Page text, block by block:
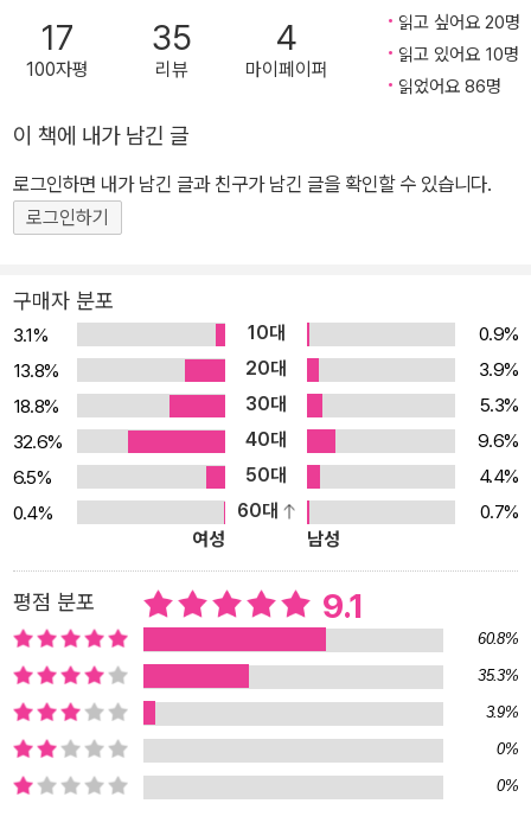
가 위험에 처한 친구를 구하기 위해 여행을 떠나면서 본격적으로 시
작된다. 여행을 시작하기 전부터 정신과 의사인 주인공은 우정과 인
간관계에 대해 고민을 안고 진료실을 찾아온 환자들을 상담하고, 결
더 힘들어지게 되면서 우정에 관한 고민을 새로이 시작한다. 그러던
찰나 자신의 행방불명된 친구를 찾는 동안 매력적인 여행을 하게 되
고, 그립던 오랜 친구들을 만나 그들의 오랜 친구인 에두아르를 구하
미묘한 차이를 깨달아 간다. 독자들은 『꾸뻬 씨의 우정 여행』에 등장
하는 인물들을 통해 자신의 주변 사람들에 대해 변하는 감정을 발견
할 수 있을 것이다. 또한 이 작품은 분석적인 관점으로 우정을 찾는 모
험에 접근하고자 하는 모든 사람들에게 도움이 될 것이다. 디지털 사
회 속 외로운 개인들 그들을 위한 아날로그적인 인간관계에 대한 인
생 가이드 를로르는 이 작품 속에서 22가지의 “관찰”이라는 우정에
대한 자신의 명확한 고찰과 함께 아리스토텔레스와 토마스 아퀴나스
에 대한 정리(正理)를 덧붙였다. 그들은 인간의 쾌락을 추구하고자
하는 본질과 고결한 성품 사이를 구별하는 오랜 선각자인 반면, 박애
와 친절의 성인으로서 우정의 핵심적 특징을 관찰했다. 그들의 정리
를 통해 를로르는 독자들에게 호의적인 충고를 전할 뿐만 아니라, 생
생한 에피소드 속에 주인공 꾸뻬 씨를 내세워 통찰을 더 확장시킨다.
철학이나 심리학적으로 접근할 경우 다소 무거워질 수도 있을 만한
이러한 내용들은 꾸뻬 씨가 아시아의 여러 나라를 여행하며 위험천만
하면서도 흥미진진한 모험을 하면서 겪는 에피소드들 속에 자연스럽
게 녹아 재미있고 쉽게 감정이입을 하여 독자 스스로 깨달음을 얻을
17
100자평
35
리뷰
4
마이페이퍼
읽고 싶어요 20명
읽고 있어요 10명
읽었어요 86명
이 책에 내가 남긴 글
로그인하면 내가 남긴 글과 친구가 남긴 글을 확인할 수 있습니다.
로그인하기
구매자 분포
3.1% 10대
0.9%
13.8%
20대
3.9%
18.8%
30대
5.3%
32.6%
40대
9.6%
6.5%
50대
4.4%
0.4%
60대
0.7%
여성
남성
평점 분포 9.1
60.8%
35.3%
3.9%
0%
0%